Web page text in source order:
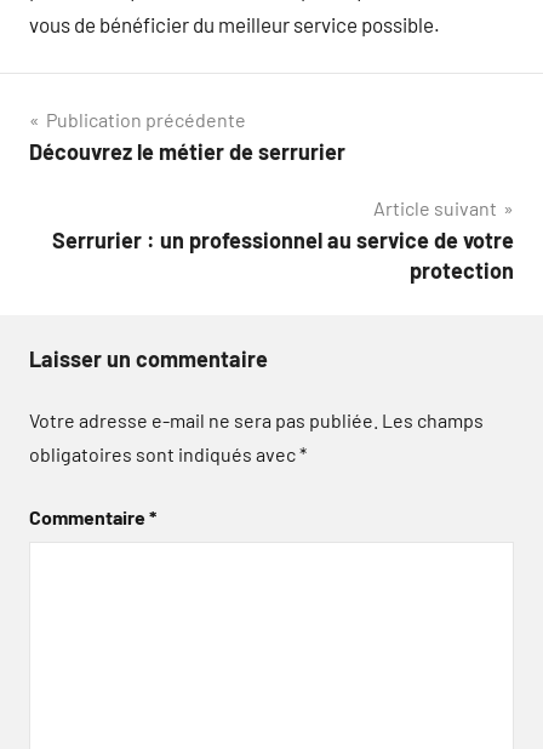
vous de bénéficier du meilleur service possible.
Navigation
de
Publication précédente
Découvrez le métier de serrurier
Article suivant
Serrurier : un professionnel au service de votre
protection
Laisser un commentaire
Votre adresse e-mail ne sera pas publiée. Les champs
obligatoires sont indiqués avec*
Commentaire*